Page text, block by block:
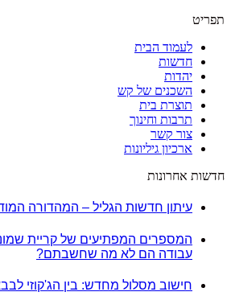
תפריט
לעמוד הבית
חדשות
יהדות
השכנים של קש
תוצרת בית
תרבות וחינוך
צור קשר
ארכיון גיליונות
חדשות אחרונות
עיתון חדשות הגליל – המהדורה
עבודה הם לא מה שחשבתם?
חישוב מסלול מחדש: בין הג'קוזי